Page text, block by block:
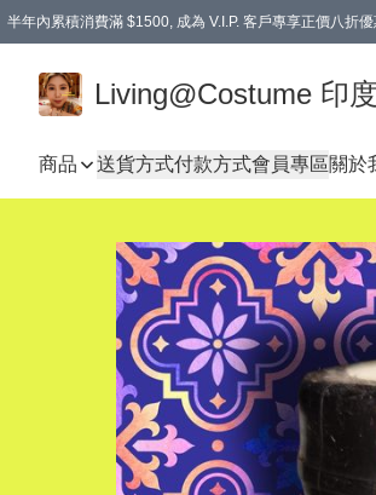
半年內累積消費滿 $1500, 成為 V.I.P. 客戶專享正價八折
Living@Costume 印
商品 送貨方式付款方式會員專區關於